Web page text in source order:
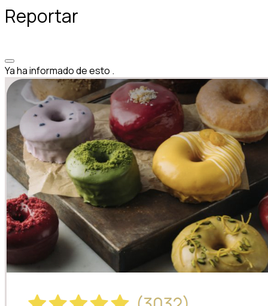
Reportar
Ya ha informado de esto .